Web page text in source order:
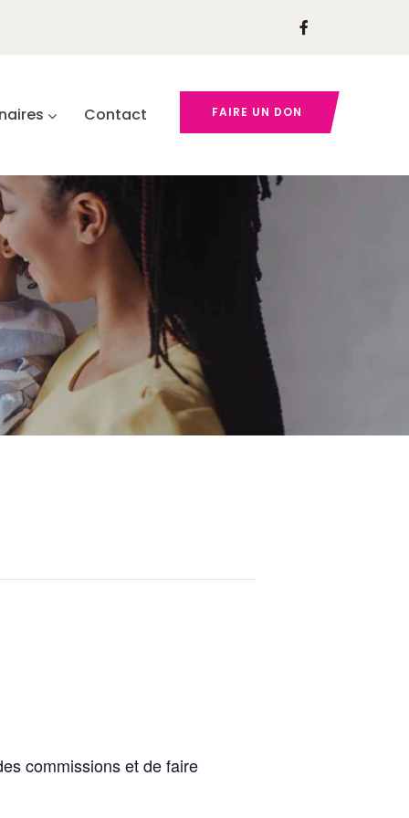
Contact FAIRE UN DON
commissions et de faire